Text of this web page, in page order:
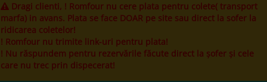
Dragi clienti, ! Romfour nu cere plata pentru colete( transport
marfa) in avans. Plata se face DOAR pe site sau direct la sofer la
ridicarea coletelor!
! Romfour nu trimite link-uri pentru plata!
! Nu răspundem pentru rezervările făcute direct la șofer și cele
care nu trec prin dispecerat!